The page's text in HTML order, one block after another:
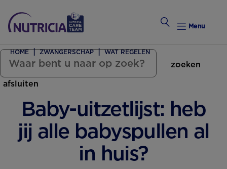
Zwanger Worden
Menu
zoeken
afsluiten
Baby-uitzetlijst: heb
jij alle babyspullen al
in huis?
HOME ZWANGERSCHAP WAT REGELEN